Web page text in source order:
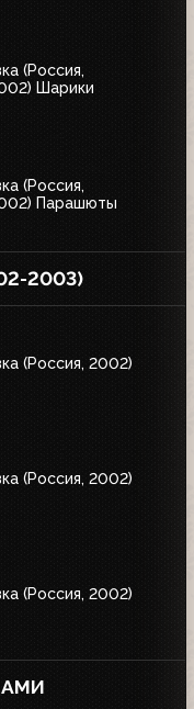
(Россия,
Шарики
(Россия,
Парашюты
2003)
(Россия, 2002)
(Россия, 2002)
(Россия, 2002)